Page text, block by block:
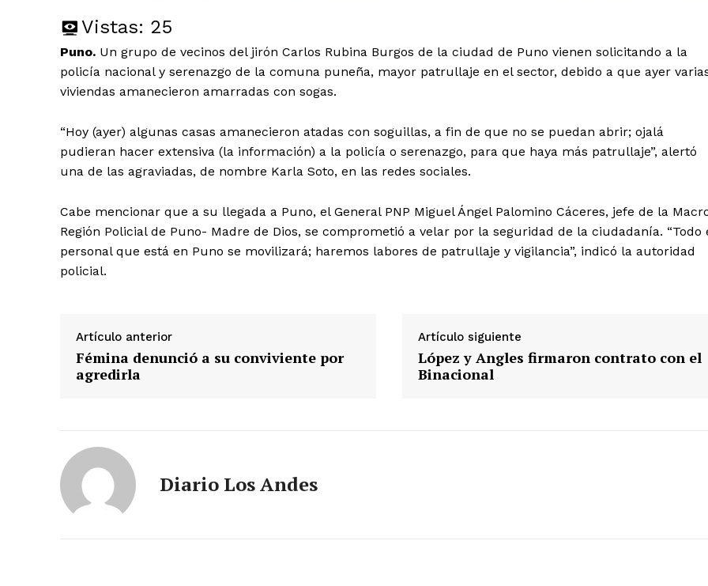
Nosotros
Contacto
Vistas: 25
Puno. Un grupo de vecinos del jirón Carlos Rubina Burgos de la ciudad de Puno vienen solicitando a la
policía nacional y serenazgo de la comuna puneña, mayor patrullaje en el sector, debido a que ayer
viviendas amanecieron amarradas con sogas.
“Hoy (ayer) algunas casas amanecieron atadas con soguillas, a fin de que no se puedan abrir; ojalá
pudieran hacer extensiva (la información) a la policía o serenazgo, para que haya más patrullaje”, alertó
una de las agraviadas, de nombre Karla Soto, en las redes sociales.
Cabe mencionar que a su llegada a Puno, el General PNP Miguel Ángel Palomino Cáceres, jefe de la
Región Policial de Puno- Madre de Dios, se comprometió a velar por la seguridad de la ciudadanía. “Todo
personal que está en Puno se movilizará; haremos labores de patrullaje y vigilancia”, indicó la autoridad
policial.
Artículo anterior
Fémina denunció a su conviviente por
agredirla
Artículo siguiente
López y Angles firmaron contrato con el
Binacional
Diario Los Andes